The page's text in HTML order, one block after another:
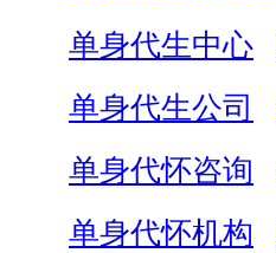
单身代生中心
单身代生公司
单身代怀咨询
单身代怀机构